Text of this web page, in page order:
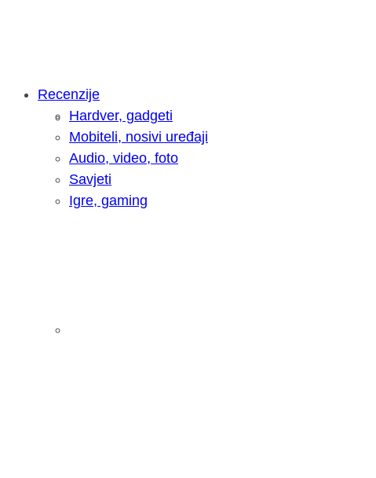
Intervju: Goran Jović, fotograf -
Recenzije
Hardver, gadgeti
Mobiteli, nosivi uređaji
Audio, video, foto
Savjeti
Igre, gaming